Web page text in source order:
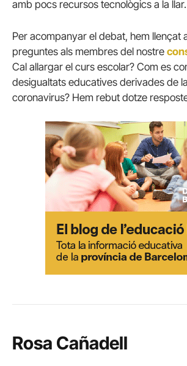
amb pocs recursos tecnològics a la llar.
Per acompanyar el debat, hem llençat
preguntes als membres del nostre
Cal allargar el curs escolar? Com es
desigualtats educatives derivades de
coronavirus? Hem rebut dotze
Rosa Cañadell